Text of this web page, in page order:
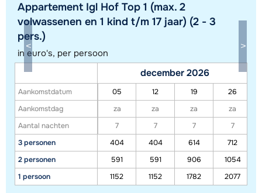
Toon alle accommodaties in dit gebied
exacte locatie kan enigszins afwijken.
Appartement Igl Hof Top 1 (max. 2
volwassenen en 1 kind t/m 17 jaar) (2 - 3
pers.)
in euro's, per persoon
Aankomstdatum
Aankomstdag
Aantal nachten
3 personen
2 personen
1 persoon
december 2026
05 12 19
26
za
za za
za
7
7 7
7
404
404 614
712
591
591 906
1054
1152
1152 1782 2077